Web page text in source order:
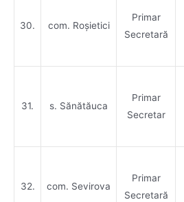
30. com. Roșietici
Primar
Secretară
31. s. Sănătăuca
Primar
Secretar
32. com. Sevirova
Primar
Secretară